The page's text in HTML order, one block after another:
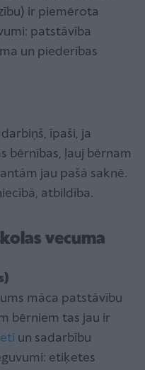
ir piemērota
patstāvība
un piederības
īpaši, ja
bērnības, ļauj bērnam
jau pašā saknē.
atbildība.
vecuma
māca patstāvību
bērniem tas jau ir
un sadarbību
etiķetes